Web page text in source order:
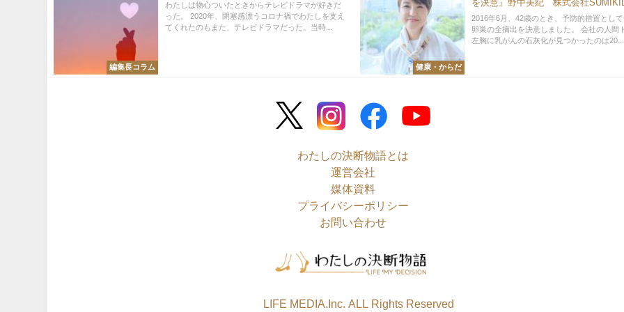
編集長コラム
わたしは物心ついたときからテレビドラマが好きだ
った。 2020年、閉塞感漂うコロナ禍でわたしを支え
てくれたのもまた、テレビドラマだった。当時...
健康・からだ
を決意』野中美紀 株式会社SUMIKIL
ミキル） 代表取締役
2016年6月、42歳のとき、予防的措置として
卵巣の全摘出を決意しました。 会社の人間
左胸に乳がんの石灰化が見つかったのは20...
わたしの決断物語とは
運営会社
媒体資料
プライバシーポリシー
お問い合わせ
©LIFE MEDIA.Inc. ALL Rights Reserved